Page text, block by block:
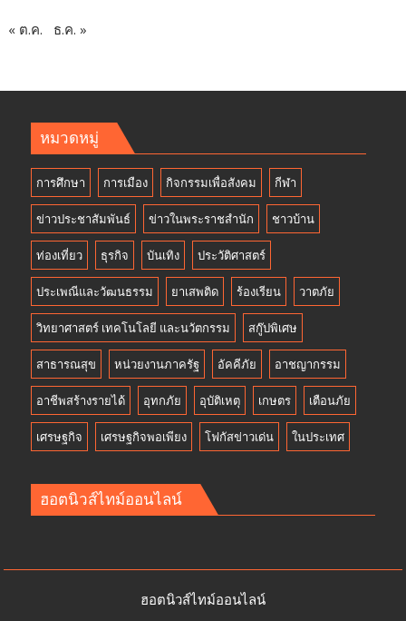
« ต.ค. ธ.ค. »
หมวดหมู่
การศึกษา การเมือง กิจกรรมเพื่อสังคม กีฬา
ข่าวประชาสัมพันธ์ ข่าวในพระราชสำนัก ชาวบ้าน
ท่องเที่ยว ธุรกิจ บันเทิง ประวัติศาสตร์
ประเพณีและวัฒนธรรม ยาเสพติด ร้องเรียน วาตภัย
วิทยาศาสตร์ เทคโนโลยี และนวัตกรรม สกู๊ปพิเศษ
สาธารณสุข หน่วยงานภาครัฐ อัคคีภัย อาชญากรรม
อาชีพสร้างรายได้ อุทกภัย อุบัติเหตุ เกษตร เตือนภัย
เศรษฐกิจ เศรษฐกิจพอเพียง โฟกัสข่าวเด่น ในประเทศ
ฮอตนิวส์ไทม์ออนไลน์
ฮอตนิวส์ไทม์ออนไลน์